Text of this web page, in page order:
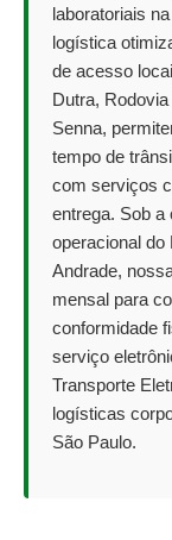
laboratoriais
logística
de acesso
Dutra,
Senna,
tempo de
com serviços
entrega. Sob a
operacional do
Andrade,
mensal para
conformidade
serviço
Transporte
logísticas
São Paulo.